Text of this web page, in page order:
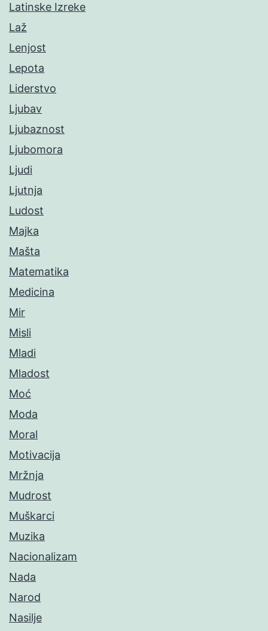
Latinske Izreke
Laž
Lenjost
Lepota
Liderstvo
Ljubav
Ljubaznost
Ljubomora
Ljudi
Ljutnja
Ludost
Majka
Mašta
Matematika
Medicina
Mir
Misli
Mladi
Mladost
Moć
Moda
Moral
Motivacija
Mržnja
Mudrost
Muškarci
Muzika
Nacionalizam
Nada
Narod
Nasilje